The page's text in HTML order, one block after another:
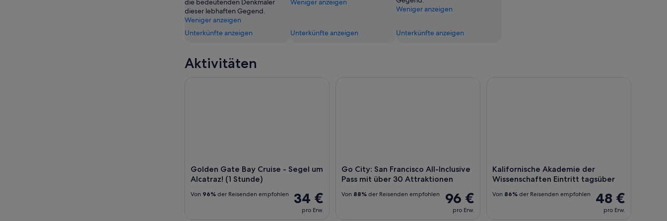
die bedeutenden Denkmäler
dieser lebhaften Gegend.
Weniger anzeigen
Unterkünfte anzeigen
Weniger anzeigen
Unterkünfte anzeigen
Weniger anzeigen
Unterkünfte anzeigen
Aktivitäten
Golden Gate Bay Cruise - Segel um
Alcatraz! (1 Stunde)
34 €
pro Erw.
Von 96% der Reisenden empfohlen
Go City: San Francisco All-Inclusive
Pass mit über 30 Attraktionen
96 €
pro Erw.
Von 88% der Reisenden empfohlen
Kalifornische Akademie der
Wissenschaften Eintritt tagsüber
48 €
pro Erw.
Von 86% der Reisenden empfohlen